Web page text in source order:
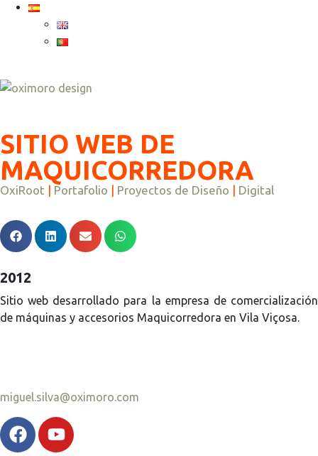
SITIO WEB DE
MAQUICORREDORA
OxiRoot | Portafolio | Proyectos de Diseño | Digital
2012
Sitio web desarrollado para la empresa de comercialización
de máquinas y accesorios Maquicorredora en Vila Viçosa.
miguel.silva@oximoro.com